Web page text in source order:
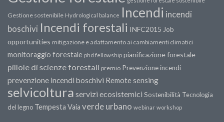
Gestione sostenibile Hydrological balance Incendi incendi
boschivi Incendi forestali INFC2015 Job
opportunities mitigazione e adattamento ai cambiamenti climatici
monitoraggio forestale phd fellowship pianificazione forestale
pillole di scienze forestali premio Prevenzione incendi
prevenzione incendi boschivi Remote sensing
selvicoltura servizi ecosistemici Sostenibilità Tecnologia
del legno Tempesta Vaia verde urbano webinar workshop